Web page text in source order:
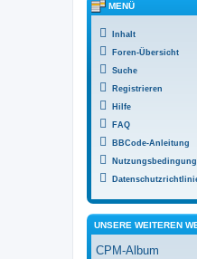
MENÜ
Inhalt
Foren-Übersicht
Suche
Registrieren
Hilfe
FAQ
BBCode-Anleitung
UNSERE WEITEREN
CPM-Album